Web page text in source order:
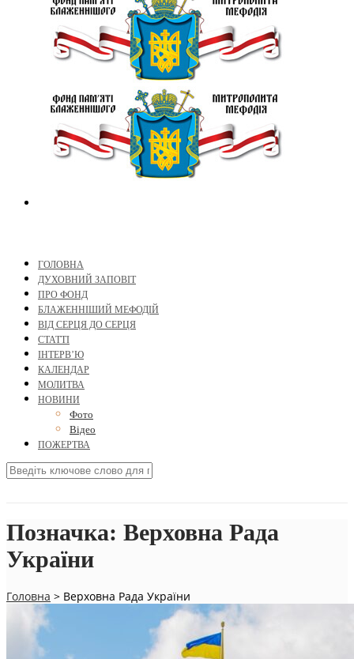
ГОЛОВНА
ДУХОВНИЙ ЗАПОВІТ
ПРО ФОНД
БЛАЖЕННІШИЙ МЕФОДІЙ
ВІД СЕРЦЯ ДО СЕРЦЯ
СТАТТІ
ІНТЕРВ’Ю
КАЛЕНДАР
МОЛИТВА
НОВИНИ
Фото
Відео
ПОЖЕРТВА
Позначка: Верховна Рада
України
Головна > Верховна Рада України